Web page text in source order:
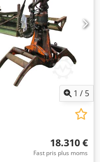
1 / 5
18.310 €
Fast pris plus moms